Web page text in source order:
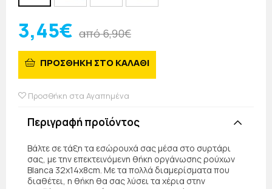
3,45€ από 6,90€
ΠΡΟΣΘΗΚΗ ΣΤΟ ΚΑΛΑΘΙ
Προσθήκη στα Αγαπημένα
Περιγραφή προϊόντος
Βάλτε σε τάξη τα εσώρουχά σας μέσα στο συρτάρι
σας, με την επεκτεινόμενη θήκη οργάνωσης ρούχων
Blanca 32x14x8cm. Με τα πολλά διαμερίσματα που
διαθέτει, η θήκη θα σας λύσει τα χέρια στην